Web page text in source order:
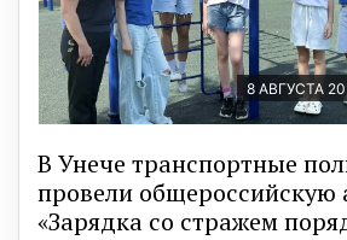
8 АВГУСТА
В Унече транспортные
провели общероссийскую
«Зарядка со стражем